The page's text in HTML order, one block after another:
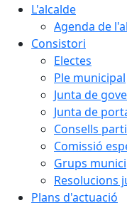
L'alcalde
Agenda de
Consistori
Electes
Ple municipal
Junta de
Junta de
Consells
Comissió
Grups
Resolucions
Plans d'actuació